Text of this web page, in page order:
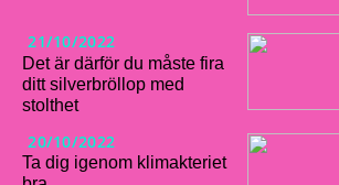
21/10/2022
Det är därför du måste fira
ditt silverbröllop med
stolthet
20/10/2022
Ta dig igenom klimakteriet